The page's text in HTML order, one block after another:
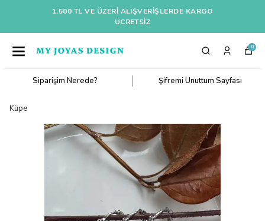
1.500 TL VE ÜZERI ALIŞVERIŞLERDE KARGO
ÜCRETSİZ
0
Siparişim Nerede? Şifremi Unuttum Sayfası
Küpe